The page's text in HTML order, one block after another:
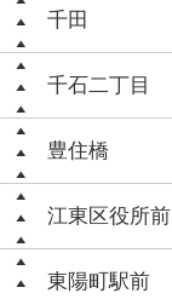
千田
千石二丁目
豊住橋
江東区役所前
東陽町駅前